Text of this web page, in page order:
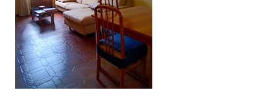
Contatti